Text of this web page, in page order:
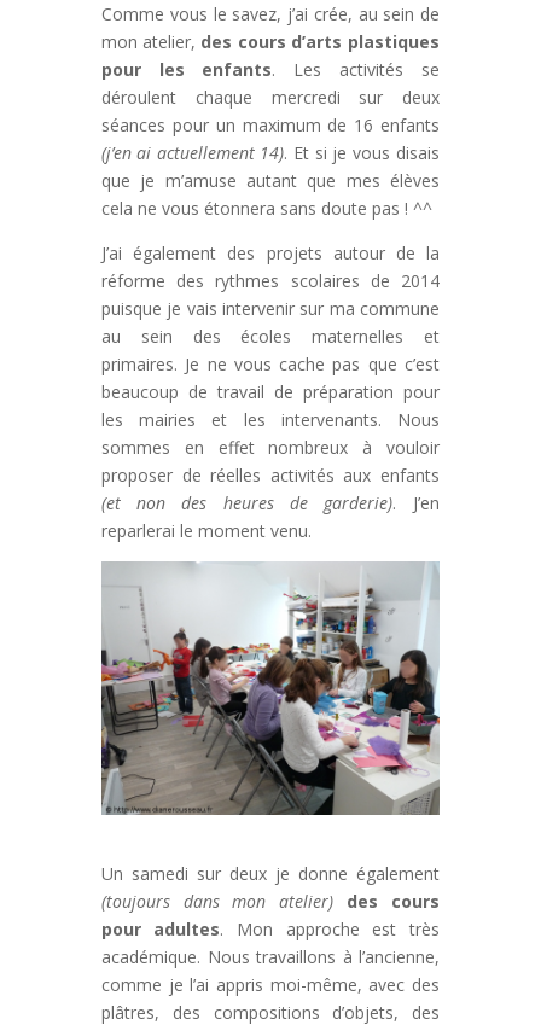
Comme vous le savez, j’ai crée, au sein de
mon atelier, des cours d’arts plastiques
pour les enfants. Les activités se
déroulent chaque mercredi sur deux
séances pour un maximum de 16 enfants
(j’en ai actuellement 14). Et si je vous disais
que je m’amuse autant que mes élèves
cela ne vous étonnera sans doute pas ! ^^
J’ai également des projets autour de la
réforme des rythmes scolaires de 2014
puisque je vais intervenir sur ma commune
au sein des écoles maternelles et
primaires. Je ne vous cache pas que c’est
beaucoup de travail de préparation pour
les mairies et les intervenants. Nous
sommes en effet nombreux à vouloir
proposer de réelles activités aux enfants
(et non des heures de garderie). J’en
reparlerai le moment venu.
Un samedi sur deux je donne également
(toujours dans mon atelier)
des cours
pour adultes. Mon approche est très
académique. Nous travaillons à l’ancienne,
comme je l’ai appris moi-même, avec des
plâtres, des compositions d’objets, des